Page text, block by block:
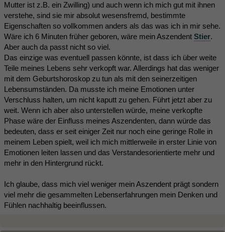
Mutter ist z.B. ein Zwilling) und auch wenn ich mich gut mit ihnen
verstehe, sind sie mir absolut wesensfremd, bestimmte
Eigenschaften so vollkommen anders als das was ich in mir sehe.
Wäre ich 6 Minuten früher geboren, wäre mein Aszendent Stier.
Aber auch da passt nicht so viel.
Das einzige was eventuell passen könnte, ist dass ich über weite
Teile meines Lebens sehr verkopft war. Allerdings hat das weniger
mit dem Geburtshoroskop zu tun als mit den seinerzeitigen
Lebensumständen. Da musste ich meine Emotionen unter
Verschluss halten, um nicht kaputt zu gehen. Führt jetzt aber zu
weit. Wenn ich aber also unterstellen würde, meine verkopfte
Phase wäre der Einfluss meines Aszendenten, dann würde das
bedeuten, dass er seit einiger Zeit nur noch eine geringe Rolle in
meinem Leben spielt, weil ich mich mittlerweile in erster Linie von
Emotionen leiten lassen und das Verstandesorientierte mehr und
mehr in den Hintergrund rückt.
Ich glaube, dass mich viel weniger mein Aszendent prägt sondern
viel mehr die gesammelten Lebenserfahrungen mein Denken und
Fühlen nachhaltig beeinflussen.